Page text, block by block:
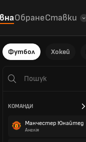
ОбранеСтавки
Футбол Хокей
КОМАНДИ
Манчестер Юнайтед
Англія